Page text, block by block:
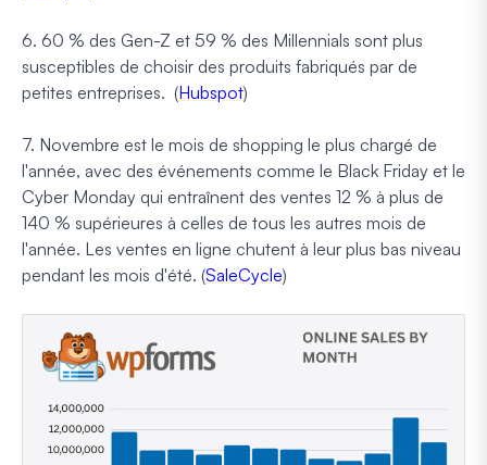
6. 60 % des Gen-Z et 59 % des Millennials sont plus
susceptibles de choisir des produits fabriqués par de
petites entreprises. (Hubspot)
7. Novembre est le mois de shopping le plus chargé de
l'année, avec des événements comme le Black Friday et le
Cyber Monday qui entraînent des ventes 12 % à plus de
140 % supérieures à celles de tous les autres mois de
l'année. Les ventes en ligne chutent à leur plus bas niveau
pendant les mois d'été. (SaleCycle)